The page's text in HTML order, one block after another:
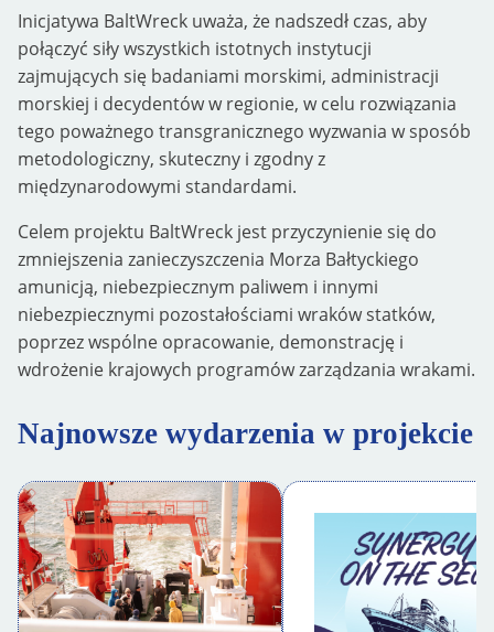
Inicjatywa BaltWreck uważa, że nadszedł czas, aby
połączyć siły wszystkich istotnych instytucji
zajmujących się badaniami morskimi, administracji
morskiej i decydentów w regionie, w celu rozwiązania
tego poważnego transgranicznego wyzwania w sposób
metodologiczny, skuteczny i zgodny z
międzynarodowymi standardami.
Celem projektu BaltWreck jest przyczynienie się do
zmniejszenia zanieczyszczenia Morza Bałtyckiego
amunicją, niebezpiecznym paliwem i innymi
niebezpiecznymi pozostałościami wraków statków,
poprzez wspólne opracowanie, demonstrację i
wdrożenie krajowych programów zarządzania wrakami.
Najnowsze wydarzenia w projekcie